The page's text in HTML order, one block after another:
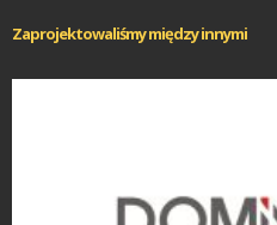
Zaprojektowaliśmy między innymi